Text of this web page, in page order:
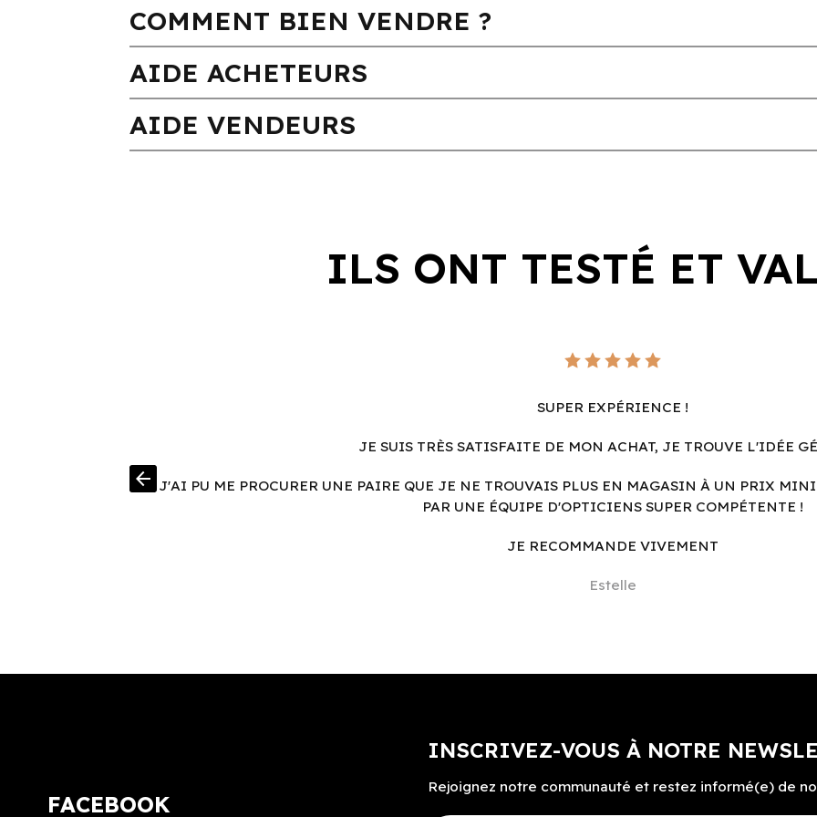
COMMENT BIEN VENDRE ?
AIDE ACHETEURS
AIDE VENDEURS
ILS ONT TESTÉ ET
SUPER EXPÉRIENCE !
JE SUIS TRÈS SATISFAITE DE MON ACHAT, JE TROUVE L'IDÉE
J'AI PU ME PROCURER UNE PAIRE QUE JE NE TROUVAIS PLUS EN MAGASIN À UN PRIX
PAR UNE ÉQUIPE D'OPTICIENS SUPER COMPÉTENTE !
JE RECOMMANDE VIVEMENT
Estelle
arrow_back
FACEBOOK
INSCRIVEZ-VOUS À NOTRE
Rejoignez notre communauté et restez informé(e) de